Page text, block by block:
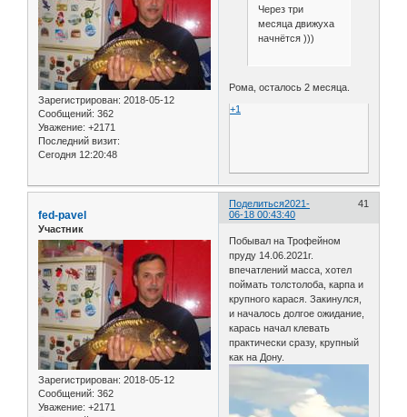
Зарегистрирован: 2018-05-12
Сообщений: 362
Уважение: +2171
Последний визит:
Сегодня 12:20:48
Через три
месяца движуха
начнётся )))
Рома, осталось 2 месяца.
+1
Поделиться 41
2021-
06-18 00:43:40
fed-pavel
Участник
Зарегистрирован: 2018-05-12
Сообщений: 362
Уважение: +2171
Побывал на Трофейном
пруду 14.06.2021г.
впечатлений масса, хотел
поймать толстолоба, карпа и
крупного карася. Закинулся,
и началось долгое ожидание,
карась начал клевать
практически сразу, крупный
как на Дону.